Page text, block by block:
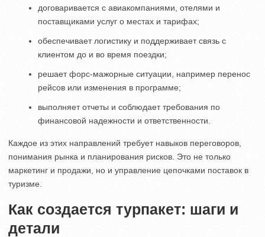
договаривается с авиакомпаниями, отелями и
поставщиками услуг о местах и тарифах;
обеспечивает логистику и поддерживает связь с
клиентом до и во время поездки;
решает форс-мажорные ситуации, например перенос
рейсов или изменения в программе;
выполняет отчеты и соблюдает требования по
финансовой надежности и ответственности.
Каждое из этих направлений требует навыков переговоров,
понимания рынка и планирования рисков. Это не только
маркетинг и продажи, но и управление цепочками поставок в
туризме.
Как создается турпакет: шаги и
детали